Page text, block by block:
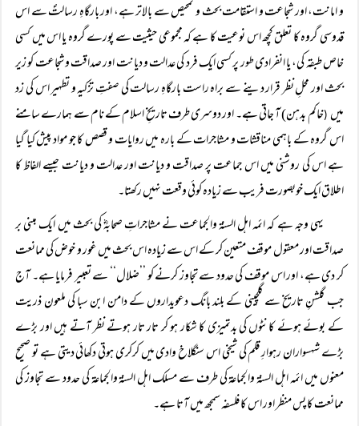
و امانت، اور شجاعت و استقامت بحث و تمحیص سے بالاتر ہے، اور بارگاہِ رسالتؐ سے اس
قدوسی گروہ کا تعلق کچھ اس نوعیت کا ہے کہ مجموعی حیثیت سے پورے گروہ یا اس میں کسی
خاص طبقہ کی، یا انفرادی طور پر کسی ایک فرد کی عدالت و دیانت اور صداقت و شجاعت کو زیر
بحث اور محلِ نظر قرار دینے سے براہ راست بارگاہِ رسالت کی صفتِ تزکیہ و تطہیر اس کی زد
میں (خاکم بدہن) آ جاتی ہے۔ اور دوسری طرف تاریخِ اسلام کے نام سے ہمارے سامنے
اس گروہ کے باہمی مناقشات و مشاجرات کے بارہ میں روایات و قصص کا جو مواد پیش کیا گیا
ہے اس کی روشنی میں اس جماعت پر صداقت و دیانت اور عدالت و دیانت جیسے الفاظ کا
اطلاق ایک خوبصورت فریب سے زیادہ کوئی وقعت نہیں رکھتا۔
یہی وجہ ہے کہ ائمہ اہل السنۃ والجماعت نے مشاجراتِ صحابہؓ کی بحث میں ایک مبنی بر
صداقت اور معقول موقف متعین کر کے اس سے زیادہ اس بحث میں غور و خوض کی ممانعت
کر دی ہے، اور اس موقف کی حدود سے تجاوز کرنے کو ’’ضلال‘‘ سے تعبیر فرمایا ہے۔ آج
جب گلشنِ تاریخ سے گلچینی کے بلند بانگ دعویداروں کے دامن ابن سبا کی ملعون ذریت
کے بوئے ہوئے کانٹوں کی بدتمیزی کا شکار ہو کر تار تار ہوتے نظر آتے ہیں اور بڑے
بڑے شہسواران رہوارِ قلم کی شیخی اس سنگلاخ وادی میں کرکری ہوتی دکھائی دیتی ہے تو صحیح
معنوں میں ائمہ اہل السنۃ والجماعۃ کی طرف سے مسلک اہل السنۃ والجماعۃ کی حدود سے تجاوز کی
ممانعت کا پس منظر اور اس کا فلسفہ سمجھ میں آتا ہے۔